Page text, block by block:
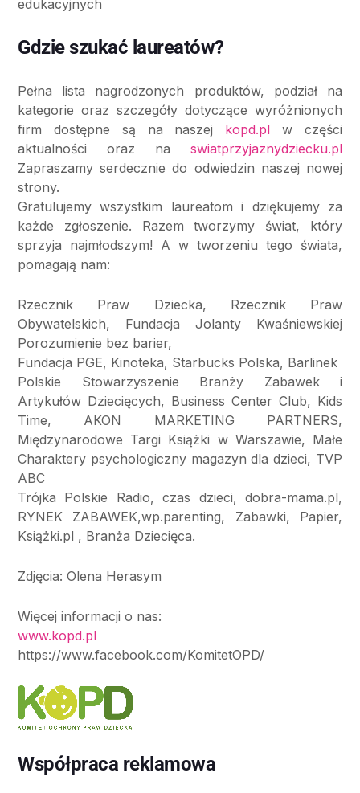
edukacyjnych
Gdzie szukać laureatów?
Pełna lista nagrodzonych produktów, podział na
kategorie oraz szczegóły dotyczące wyróżnionych
firm dostępne są na naszej kopd.pl w części
aktualności oraz na swiatprzyjaznydziecku.pl
Zapraszamy serdecznie do odwiedzin naszej nowej
strony.
Gratulujemy wszystkim laureatom i dziękujemy za
każde zgłoszenie. Razem tworzymy świat, który
sprzyja najmłodszym! A w tworzeniu tego świata,
pomagają nam:
Rzecznik Praw Dziecka, Rzecznik Praw
Obywatelskich, Fundacja Jolanty Kwaśniewskiej
Porozumienie bez barier,
Fundacja PGE, Kinoteka, Starbucks Polska, Barlinek
Polskie Stowarzyszenie Branży Zabawek i
Artykułów Dziecięcych, Business Center Club, Kids
Time, AKON MARKETING PARTNERS,
Międzynarodowe Targi Książki w Warszawie, Małe
Charaktery psychologiczny magazyn dla dzieci, TVP
ABC
Trójka Polskie Radio, czas dzieci, dobra-mama.pl,
RYNEK ZABAWEK,wp.parenting, Zabawki, Papier,
Książki.pl , Branża Dziecięca.
Zdjęcia: Olena Herasym
Więcej informacji o nas:
www.kopd.pl
https://www.facebook.com/KomitetOPD/
Współpraca reklamowa